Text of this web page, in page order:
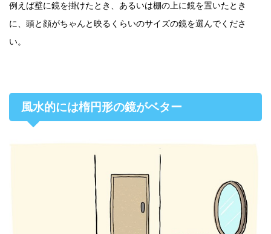
例えば壁に鏡を掛けたとき、あるいは棚の上に鏡を置いたとき
に、頭と顔がちゃんと映るくらいのサイズの鏡を選んでくださ
い。
風水的には楕円形の鏡がベター